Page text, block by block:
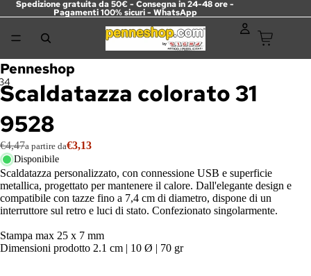
Spedizione gratuita da 50€ - Consegna in 24-48 ore -
Pagamenti 100% sicuri - WhatsApp
Penneshop
Scaldatazza colorato 31
9528
€4,47a partire da€3,13
Disponibile
Scaldatazza personalizzato, con connessione USB e superficie
metallica, progettato per mantenere il calore. Dall'elegante design e
compatibile con tazze fino a 7,4 cm di diametro, dispone di un
interruttore sul retro e luci di stato. Confezionato singolarmente.
Stampa max 25 x 7 mm
Dimensioni prodotto 2.1 cm | 10 Ø | 70 gr
4